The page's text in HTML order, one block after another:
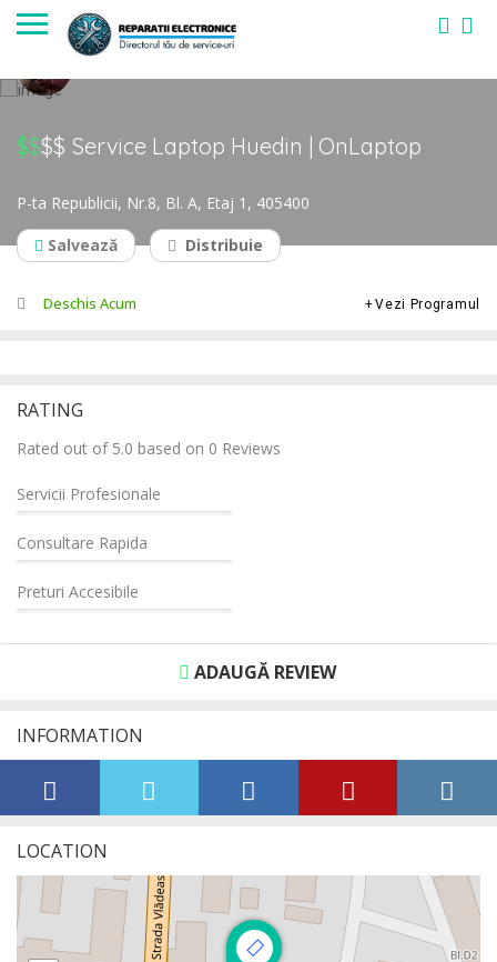
$$$$ Service Laptop Huedin | OnLaptop
P-ta Republicii, Nr.8, Bl. A, Etaj 1, 405400
Salvează
Distribuie
Deschis Acum Vezi Programul
RATING
Rated out of 5.0 based on 0 Reviews
Servicii Profesionale
Consultare Rapida
Preturi Accesibile
ADAUGĂ REVIEW
INFORMATION
LOCATION